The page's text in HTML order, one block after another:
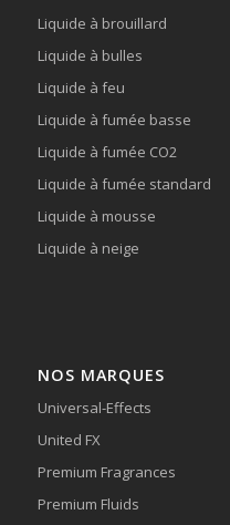
Liquide à brouillard
Liquide à bulles
Liquide à feu
Liquide à fumée basse
Liquide à fumée CO2
Liquide à fumée standard
Liquide à mousse
Liquide à neige
NOS MARQUES
Universal-Effects
United FX
Premium Fragrances
Premium Fluids